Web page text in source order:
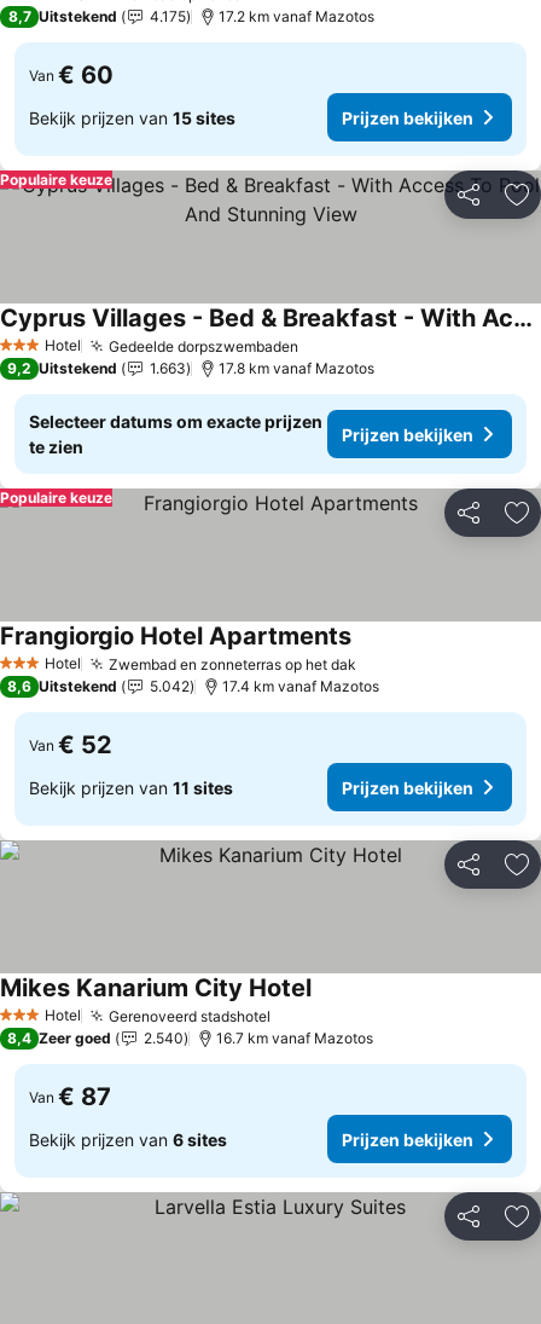
8,7 Uitstekend 4.175 17.2 km vanaf Mazotos
Van € 60
Bekijk prijzen van 15 sites Prijzen bekijken
Delen
Populaire keuze
3 SterrenHotel Gedeelde dorpszwembaden
Cyprus Villages - Bed & Breakfast - With Access To Pool And Stunning View
Prijzen bekijken
9,2 Uitstekend 1.663 17.8 km vanaf Mazotos
Selecteer datums om exacte prijzen
te zien
Prijzen bekijken
Delen
Populaire keuze
3 SterrenHotel Zwembad en zonneterras op het dak
Frangiorgio Hotel ApartmentsPrijzen bekijken
8,6 Uitstekend 5.042 17.4 km vanaf Mazotos
Van € 52
Bekijk prijzen van 11 sites Prijzen bekijken
Delen
3 SterrenHotel Gerenoveerd stadshotel
Mikes Kanarium City HotelPrijzen bekijken
8,4 Zeer goed 2.540 16.7 km vanaf Mazotos
Van € 87
Bekijk prijzen van 6 sites Prijzen bekijken
Delen